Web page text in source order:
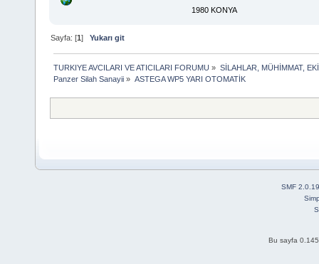
1980 KONYA
Sayfa: [1]Yukarı git
TURKIYE AVCILARI VE ATICILARI FORUMU » SİLAHLAR, MÜHİMMAT,
Panzer Silah Sanayii » ASTEGA WP5 YARI OTOMATİK
SMF 2.0.19
Bu sayfa